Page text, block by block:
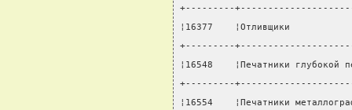
+---------
¦16377    ¦Отливщики
+---------
¦16548    ¦Печатники
+---------
¦16554    ¦Печатники